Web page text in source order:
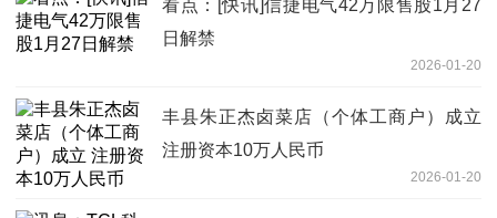
看点：[快讯]信捷电气42万限售股1月27
日解禁
2026-01-20
丰县朱正杰卤菜店（个体工商户）成立
注册资本10万人民币
2026-01-20